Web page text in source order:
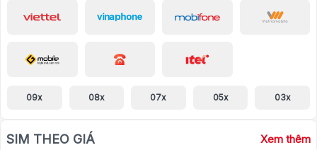
09x 08x 07x 05x 03x
SIM THEO GIÁ Xem thêm